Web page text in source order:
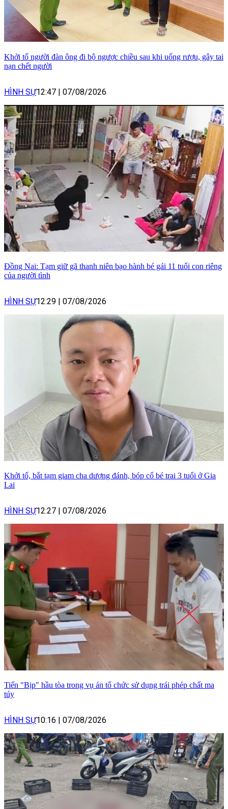
Khởi tố người đàn ông đi bộ ngược chiều sau khi uống rượu, gây tai
nạn chết người
HÌNH SỰ12:47 07/08/2026
Đồng Nai: Tạm giữ gã thanh niên bạo hành bé gái 11 tuổi con riêng
của người tình
HÌNH SỰ12:29 07/08/2026
Khởi tố, bắt tạm giam cha dượng đánh, bóp cổ bé trai 3 tuổi ở Gia
Lai
HÌNH SỰ12:27 07/08/2026
Tiến "Bịp" hầu tòa trong vụ án tổ chức sử dụng trái phép chất ma
túy
HÌNH SỰ10:16 07/08/2026